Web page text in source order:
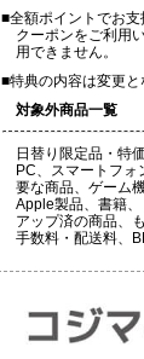
■全額ポイントでお
クーポンをご利用
用できません。
■特典の内容は変更と
対象外商品一覧
日替り限定品・特
PC、スマートフ
要な商品、ゲーム
Apple製品、書籍
アップ済の商品、
手数料・配送料、